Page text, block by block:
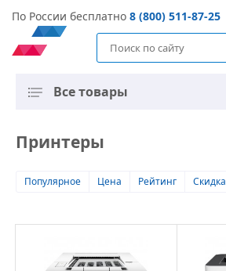
По России бесплатно 8 (800) 511-87-25
Все товары
Принтеры
Популярное Цена Рейтинг Скидка